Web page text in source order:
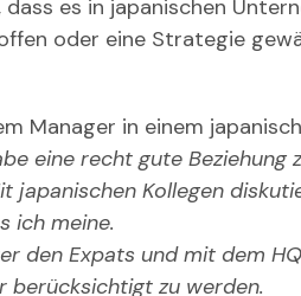
es in japanischen
oder eine Strategie
Manager in einem
eine recht gute Beziehung
japanischen Kollegen
ich meine.
den Expats und mit dem
berücksichtigt zu werden.